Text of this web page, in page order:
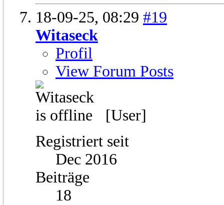
18-09-25, 08:29 #19
Witaseck
Profil
View Forum Posts
[User]
Registriert seit
Dec 2016
Beiträge
18